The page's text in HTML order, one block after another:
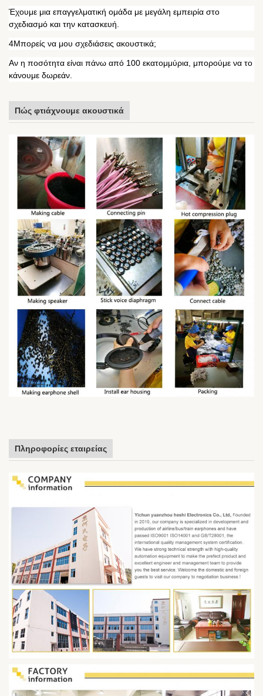
Έχουμε μια επαγγελματική ομάδα με μεγάλη εμπειρία στο
σχεδιασμό και την κατασκευή.
4Μπορείς να μου σχεδιάσεις ακουστικά;
Αν η ποσότητα είναι πάνω από 100 εκατομμύρια, μπορούμε να το
κάνουμε δωρεάν.
Πώς φτιάχνουμε ακουστικά
Πληροφορίες εταιρείας